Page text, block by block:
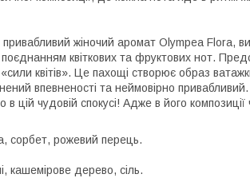
привабливий жіночий аромат Olympea Flora,
квіткових та фруктових нот.
квітів». Це пахощі створює образ
впевненості та неймовірно
цій чудовій спокусі! Адже в його
сорбет, рожевий перець.
кашемірове дерево, сіль.